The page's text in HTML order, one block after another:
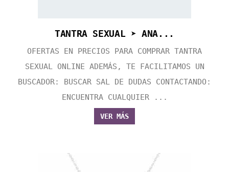
TANTRA SEXUAL ➤ ANA...
OFERTAS EN PRECIOS PARA COMPRAR TANTRA
SEXUAL ONLINE ADEMÁS, TE FACILITAMOS UN
BUSCADOR: BUSCAR SAL DE DUDAS CONTACTANDO:
ENCUENTRA CUALQUIER ...
VER MÁS